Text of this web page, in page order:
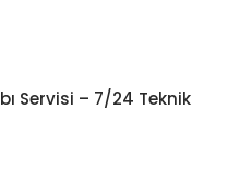
Servisi – 7/24 Teknik